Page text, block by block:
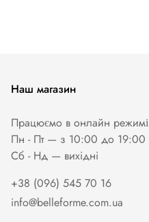
Наш магазин
Працюємо в онлайн режимі
Пн - Пт — з 10:00 до 19:00
Сб - Нд — вихiднi
+38 (096) 545 70 16
info@belleforme.com.ua